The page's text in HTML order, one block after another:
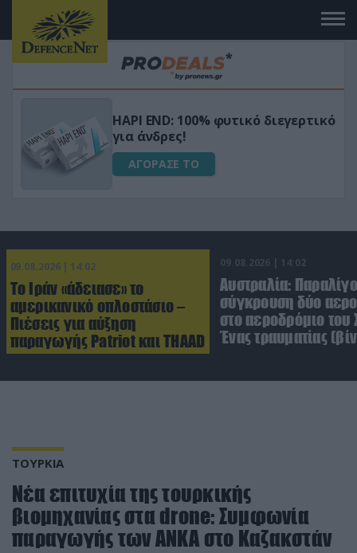
Μεταμόρφωσε τον κήπο σου με το
Ultra Box Μίνι Αλυσοπρίονο με
μπαταρία λιθίου
ΑΓΟΡΑΣΕ ΤΟ
09.08.2026 | 14:02
Το Ιράν «άδειασε» το
αμερικανικό οπλοστάσιο –
Πιέσεις για αύξηση
παραγωγής Patriot και THAAD
09.08.2026 | 14:02
Αυστραλία: Παραλίγο
σύγκρουση δύο
στο αεροδρόμιο του
Ένας τραυματίας
ΤΟΥΡΚΙΑ
Νέα επιτυχία της τουρκικής
βιομηχανίας στα drone: Συμφωνία
παραγωγής των ANKA στο Καζακστάν